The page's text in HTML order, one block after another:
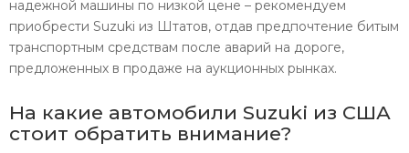
надежной машины по низкой цене – рекомендуем
приобрести Suzuki из Штатов, отдав предпочтение битым
транспортным средствам после аварий на дороге,
предложенных в продаже на аукционных рынках.
На какие автомобили Suzuki из США
стоит обратить внимание?